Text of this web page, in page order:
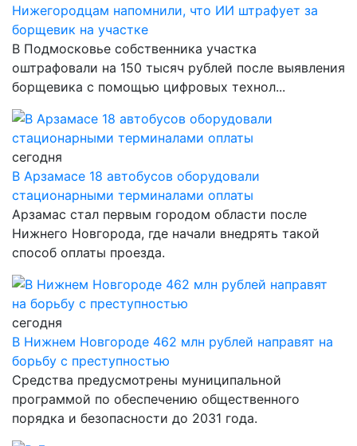
Нижегородцам напомнили, что ИИ штрафует за
борщевик на участке
В Подмосковье собственника участка
оштрафовали на 150 тысяч рублей после выявления
борщевика с помощью цифровых технол...
сегодня
В Арзамасе 18 автобусов оборудовали
стационарными терминалами оплаты
Арзамас стал первым городом области после
Нижнего Новгорода, где начали внедрять такой
способ оплаты проезда.
сегодня
В Нижнем Новгороде 462 млн рублей направят на
борьбу с преступностью
Средства предусмотрены муниципальной
программой по обеспечению общественного
порядка и безопасности до 2031 года.